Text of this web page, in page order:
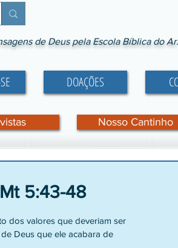
de Deus pela Escola Bíblica do
DOAÇÕES
Nosso Cantinho
5:43-48
Deus que ele acabara de